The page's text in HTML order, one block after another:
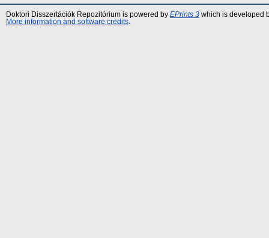
Doktori Disszertációk Repozitórium is powered by EPrints 3 which is developed
More information and software credits